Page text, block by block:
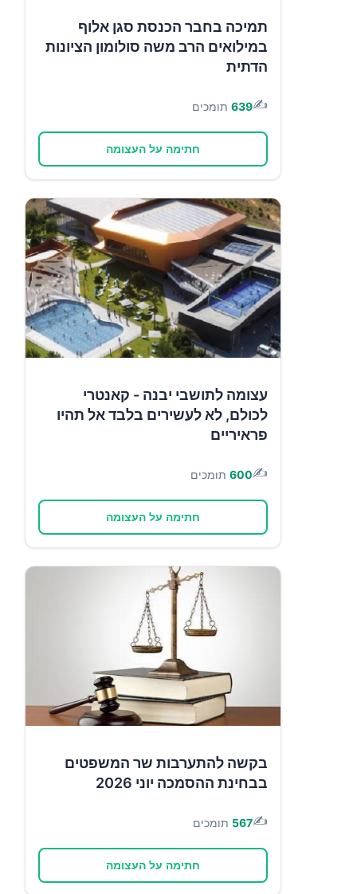
תמיכה בחבר הכנסת סגן אלוף
במילואים הרב משה סולומון הציונות
הדתית
✍️
639 תומכים
חתימה על העצומה
עצומה לתושבי יבנה - קאנטרי
לכולם, לא לעשירים בלבד אל תהיו
פראיריים
✍️
600 תומכים
חתימה על העצומה
בקשה להתערבות שר המשפטים
בבחינת ההסמכה יוני 2026
✍️
567 תומכים
חתימה על העצומה